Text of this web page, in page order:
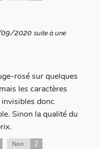
2020 suite à une
rosé sur quelques
les caractères
donc
Sinon la qualité du
Non 2